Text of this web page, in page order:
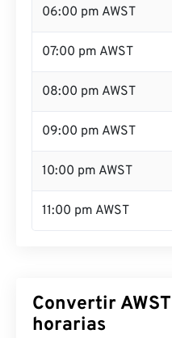
06:00 pm AWST
07:00 pm AWST
08:00 pm AWST
09:00 pm AWST
10:00 pm AWST
11:00 pm AWST
Convertir
horarias